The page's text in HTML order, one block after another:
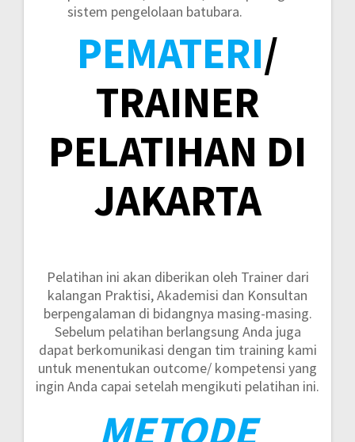
sistem pengelolaan batubara.
PEMATERI/
TRAINER
PELATIHAN DI
JAKARTA
Pelatihan ini akan diberikan oleh Trainer dari
kalangan Praktisi, Akademisi dan Konsultan
berpengalaman di bidangnya masing-masing.
Sebelum pelatihan berlangsung Anda juga
dapat berkomunikasi dengan tim training kami
untuk menentukan outcome/ kompetensi yang
ingin Anda capai setelah mengikuti pelatihan ini.
METODE